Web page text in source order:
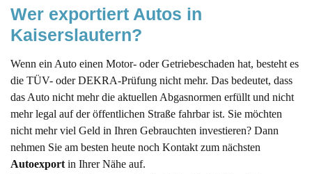
Wer exportiert Autos in
Kaiserslautern?
Wenn ein Auto einen Motor- oder Getriebeschaden hat, besteht es
die TÜV- oder DEKRA-Prüfung nicht mehr. Das bedeutet, dass
das Auto nicht mehr die aktuellen Abgasnormen erfüllt und nicht
mehr legal auf der öffentlichen Straße fahrbar ist. Sie möchten
nicht mehr viel Geld in Ihren Gebrauchten investieren? Dann
nehmen Sie am besten heute noch Kontakt zum nächsten
Autoexport in Ihrer Nähe auf.